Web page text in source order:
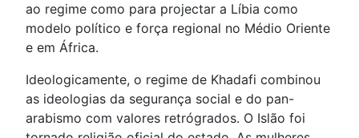
ao regime como para projectar a Líbia como
modelo político e força regional no Médio Oriente
e em África.
Ideologicamente, o regime de Khadafi combinou
as ideologias da segurança social e do pan-
arabismo com valores retrógrados. O Islão foi